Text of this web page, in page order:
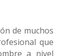
de muchos
que
a nivel